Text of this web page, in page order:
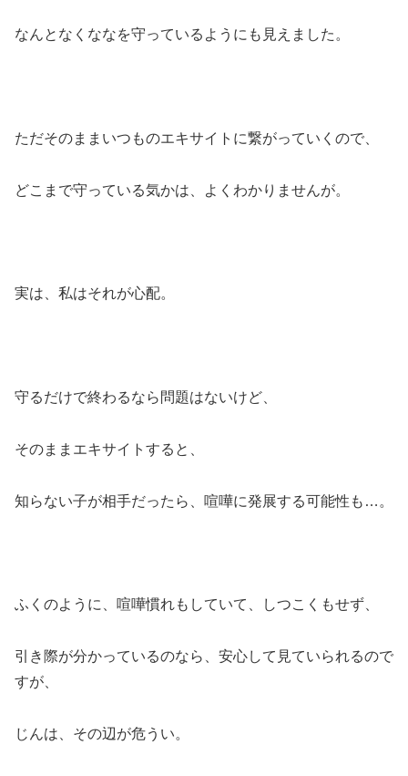
なんとなくななを守っているようにも見えました。
ただそのままいつものエキサイトに繋がっていくので、
どこまで守っている気かは、よくわかりませんが。
実は、私はそれが心配。
守るだけで終わるなら問題はないけど、
そのままエキサイトすると、
知らない子が相手だったら、喧嘩に発展する可能性も…。
ふくのように、喧嘩慣れもしていて、しつこくもせず、
引き際が分かっているのなら、安心して見ていられるので
すが、
じんは、その辺が危うい。